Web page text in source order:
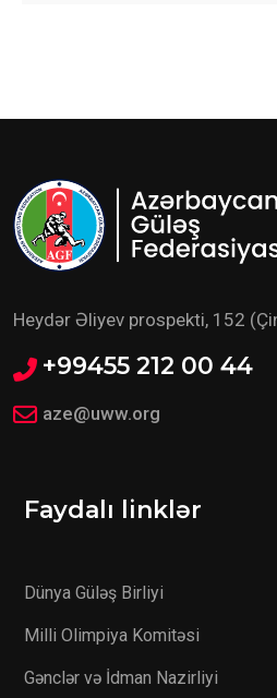
Heydər Əliyev prospekti, 152
+99455 212 00 44
aze@uww.org
Faydalı linklər
Dünya Güləş Birliyi
Milli Olimpiya Komitəsi
Gənclər və İdman Nazirliyi